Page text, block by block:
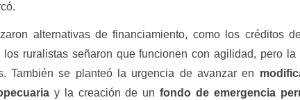
alternativas de financiamiento, como los créditos
los ruralistas señaron que funcionen con agilidad, pero
También se planteó la urgencia de avanzar en
y la creación de unfondo de emergencia